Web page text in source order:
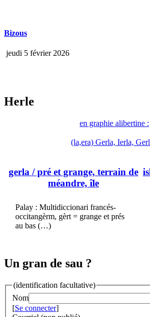
Bizous
jeudi 5 février 2026
Herle
en graphie alibertine :
(la,era) Gerla, Ierla,
gerla / pré et grange, terrain de
méandre, île
Palay : Multidiccionari francés-
occitangèrm, gèrt = grange et prés
au bas (…)
Un gran de sau ?
(identification facultative)
Nom
[Se connecter]